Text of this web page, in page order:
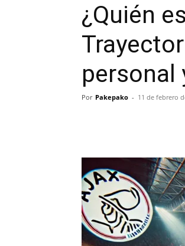
¿Quién
Por Pakepako - 11 de febrero